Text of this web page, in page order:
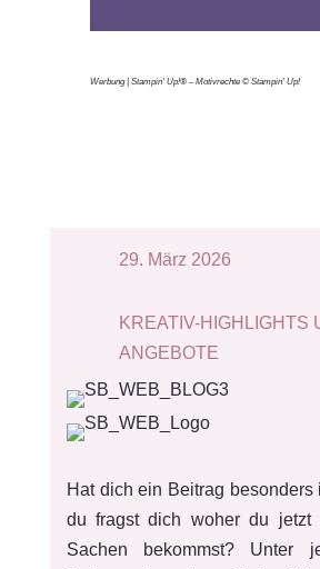
Werbung | Stampin' Up!® – Motivrechte © Stampin' Up!
29. März 2026
KREATIV-HIGHLIGHTS
ANGEBOTE
Hat dich ein Beitrag besonders
du fragst dich woher du jetzt
Sachen bekommst? Unter